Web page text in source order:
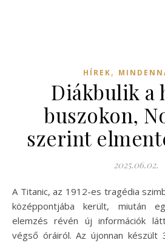
HÍREK,
Diákbulik a
buszokon,
szerint
2025.06.02.
A Titanic, az 1912-es tragédia szimbóluma, újra a figyelem
középpontjába került, miután
elemzés révén új információk
végső óráiról. Az újonnan készült